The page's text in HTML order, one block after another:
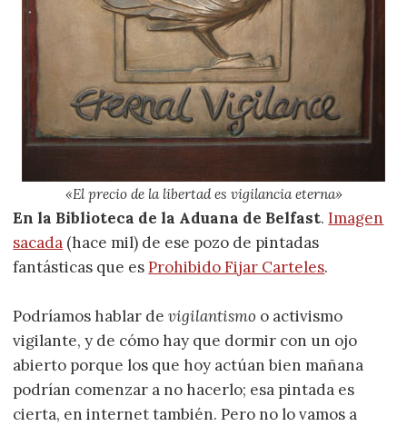
«El precio de la libertad es vigilancia eterna»
En la Biblioteca de la Aduana de Belfast.Imagen
sacada (hace mil) de ese pozo de pintadas
fantásticas que esProhibido Fijar Carteles.
Podríamos hablar devigilantismo o activismo
vigilante, y de cómo hay que dormir con un ojo
abierto porque los que hoy actúan bien mañana
podrían comenzar a no hacerlo; esa pintada es
cierta, en internet también. Pero no lo vamos a